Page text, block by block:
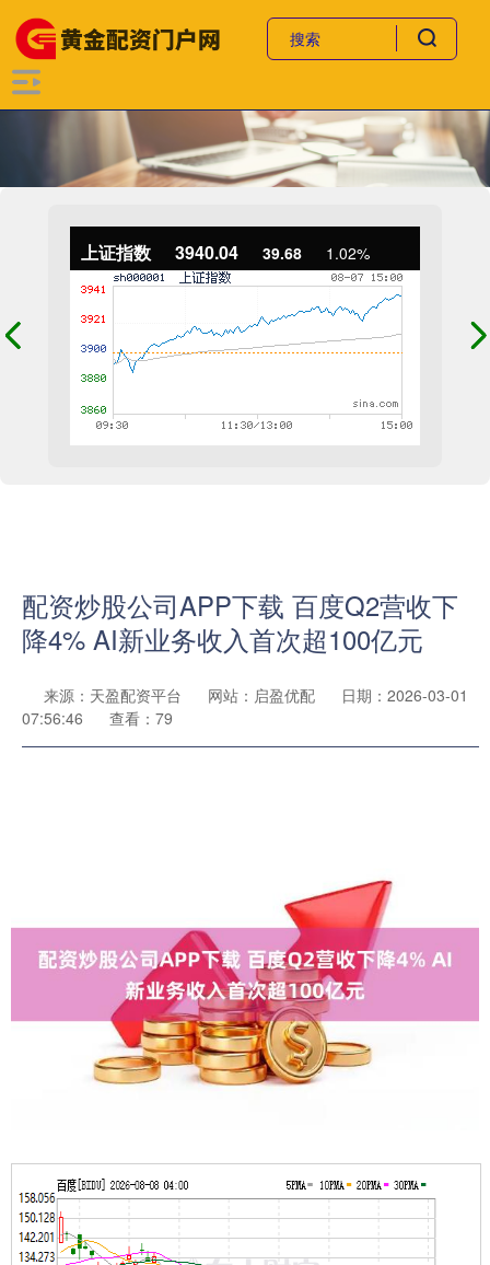
上证指数 3940.04 39.68 1.02%
配资炒股公司APP下载 百度Q2营收下
降4% AI新业务收入首次超100亿元
来源：天盈配资平台 网站：启盈优配
日期：2026-03-01
07:56:46
查看：79